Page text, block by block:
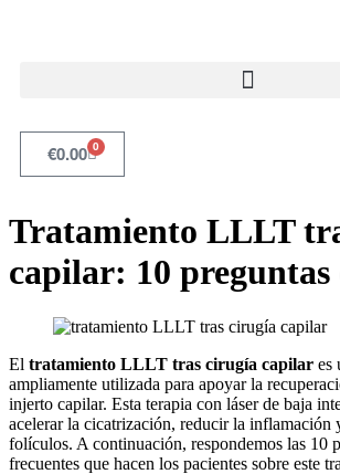
€0.00 0
Tratamiento LLLT
capilar: 10 preguntas
El tratamiento LLLT tras cirugía capilar es
ampliamente utilizada para apoyar la
injerto capilar. Esta terapia con láser de baja
acelerar la cicatrización, reducir la inflamación
folículos. A continuación, respondemos las 10
frecuentes que hacen los pacientes sobre este